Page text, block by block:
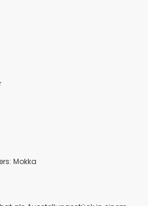
Mokka